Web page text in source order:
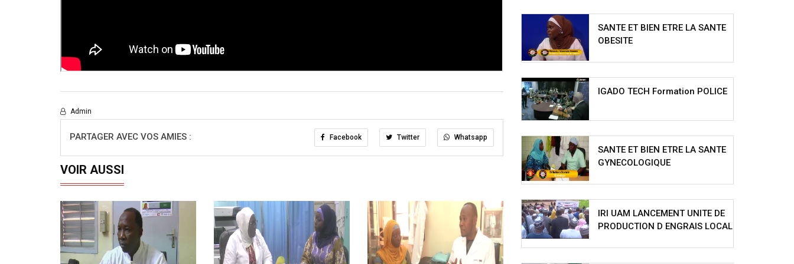
Admin
PARTAGER AVEC VOS AMIES : Facebook Twitter Whatsapp
VOIR AUSSI
SANTE ET BIEN ETRE LA SANTE
OBESITE
IGADO TECH Formation POLICE
SANTE ET BIEN ETRE LA SANTE
GYNECOLOGIQUE
IRI UAM LANCEMENT UNITE DE
PRODUCTION D ENGRAIS LOCAL